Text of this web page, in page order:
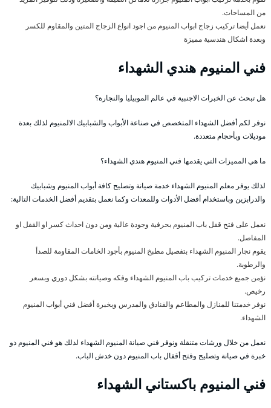
من المساحات.
نعمل أيضا تركيب زجاج ابواب المنيوم من اجود انواع الزجاج المتين والمقاوم للكسر
وبعدة اشكال هندسية مميزة
فني المنيوم هندي الشهداء
هل تبحث عن الخبرات الاجنبية في عالم الموبيليا والنجارة؟
نوفر لكم أفضل الشهداء المتخصص في صناعة الأبواب والشبابيك الالمنيوم لذلك بعدة
موديلات وبأحجام متعددة.
ما هي المميزات التي يقدمها فني المنيوم هندي الشهداء؟
لذلك يوفر معلم المنيوم الشهداء خدمة صيانة وتصليح كافة أبواب المنيوم وشبابيك
والدرابزين وباستخدام أفضل الأدوات وللمعدات وكما نعمل بتقديم أفضل الخدمات التالية:
نعمل على فتح قفل باب المنيوم بحرفية وجودة عالية ومن دون احداث كسر او القفل او
المفاصل.
يقوم نجار المنيوم الشهداء بتفصيل مطبخ المنيوم بأجود الخامات المقاومة للصدأ
والرطوبة.
نؤمن جميع خدمات تركيب باب المنيوم الشهداء وفكه وصيانته بشكل دوري وبسعر
رخيص.
نوفر خدمتنا للمنازل والمطاعم والفنادق والمدرس وبخبرة أفضل فني أبواب المنيوم
الشهداء.
نعمل من خلال ورشات متنقلة ونوفر فني صيانة المنيوم الشهداء لذلك هو فني المنيوم ذو
خبرة في صيانة وتصليح وفتح أقفال باب المنيوم دون خدش الباب.
فني المنيوم باكستاني الشهداء